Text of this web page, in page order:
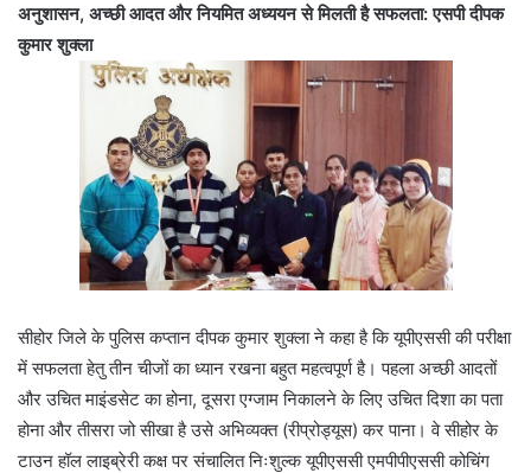
अनुशासन, अच्छी आदत और नियमित अध्ययन से मिलती है सफलता: एसपी दीपक
कुमार शुक्ला
सीहोर जिले के पुलिस कप्तान दीपक कुमार शुक्ला ने कहा है कि यूपीएससी की परीक्षा
में सफलता हेतु तीन चीजों का ध्यान रखना बहुत महत्वपूर्ण है। पहला अच्छी आदतों
और उचित माइंडसेट का होना, दूसरा एग्जाम निकालने के लिए उचित दिशा का पता
होना और तीसरा जो सीखा है उसे अभिव्यक्त (रीप्रोड्यूस) कर पाना। वे सीहोर के
टाउन हॉल लाइब्रेरी कक्ष पर संचालित निःशुल्क यूपीएससी एमपीपीएससी कोचिंग